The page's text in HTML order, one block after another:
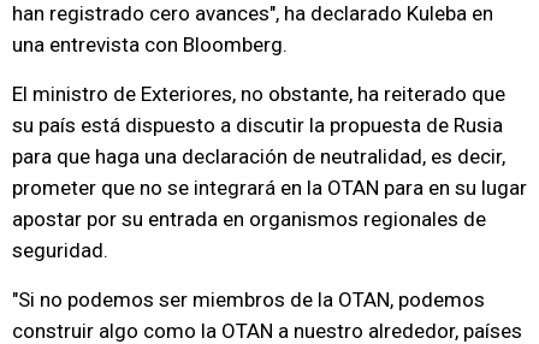
han registrado cero avances", ha declarado Kuleba en
una entrevista con Bloomberg.
El ministro de Exteriores, no obstante, ha reiterado que
su país está dispuesto a discutir la propuesta de Rusia
para que haga una declaración de neutralidad, es decir,
prometer que no se integrará en la OTAN para en su lugar
apostar por su entrada en organismos regionales de
seguridad.
"Si no podemos ser miembros de la OTAN, podemos
construir algo como la OTAN a nuestro alrededor, países